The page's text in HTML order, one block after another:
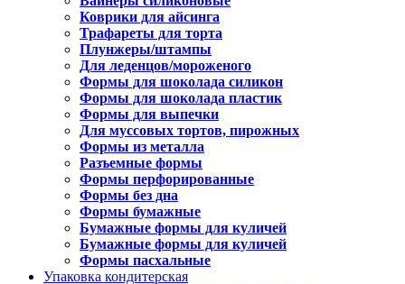
Коврики для айсинга
Трафареты для торта
Плунжеры/штампы
Для леденцов/мороженого
Формы для шоколада силикон
Формы для шоколада пластик
Формы для выпечки
Для муссовых тортов, пирожных
Формы из металла
Разъемные формы
Формы перфорированные
Формы без дна
Формы бумажные
Бумажные формы для куличей
Бумажные формы для куличей
Формы пасхальные
Упаковка кондитерская